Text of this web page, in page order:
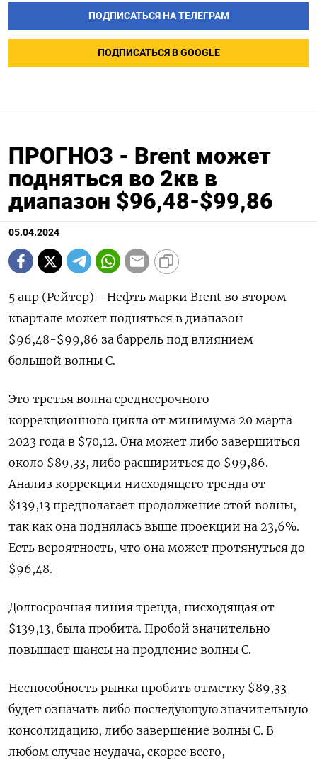
ПОДПИСАТЬСЯ НА ТЕЛЕГРАМ
ПОДПИСАТЬСЯ В GOOGLE
ПРОГНОЗ - Brent может
подняться во 2кв в
диапазон $96,48-$99,86
05.04.2024
5 апр (Рейтер) - Нефть марки Brent во втором
квартале может подняться в диапазон
$96,48-$99,86 за баррель под влиянием
большой волны C.
Это третья волна среднесрочного
коррекционного цикла от минимума 20 марта
2023 года в $70,12. Она может либо завершиться
около $89,33, либо расшириться до $99,86.
Анализ коррекции нисходящего тренда от
$139,13 предполагает продолжение этой волны,
так как она поднялась выше проекции на 23,6%.
Есть вероятность, что она может протянуться до
$96,48.
Долгосрочная линия тренда, нисходящая от
$139,13, была пробита. Пробой значительно
повышает шансы на продление волны C.
Неспособность рынка пробить отметку $89,33
будет означать либо последующую значительную
консолидацию, либо завершение волны C. В
любом случае неудача, скорее всего,